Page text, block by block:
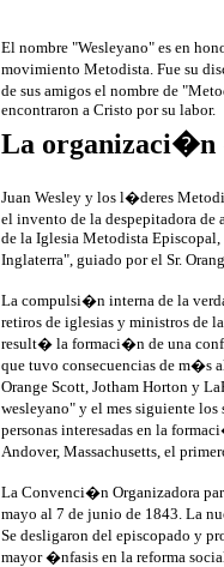
El nombre "Wesleyano" es en
movimiento Metodista. Fue su
de sus amigos el nombre de
encontraron a Cristo por su labor.
La organizaci�n
Juan Wesley y los l�deres
el invento de la despepitadora
de la Iglesia Metodista Episcopal,
Inglaterra", guiado por el Sr.
La compulsi�n interna de la
retiros de iglesias y ministros de
result� la formaci�n de una
que tuvo consecuencias de m�s
Orange Scott, Jotham Horton y
wesleyano" y el mes siguiente
personas interesadas en la
Andover, Massachusetts, el
La Convenci�n Organizadora
mayo al 7 de junio de 1843. La
Se desligaron del episcopado y
mayor �nfasis en la reforma